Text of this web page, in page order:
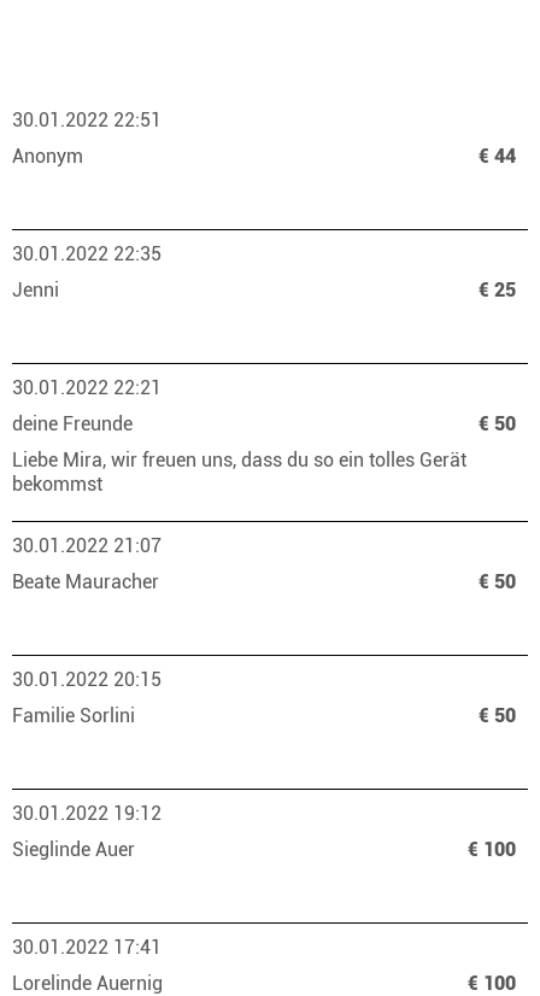
30.01.2022 22:51
Anonym
€ 44
30.01.2022 22:35
Jenni
€ 25
30.01.2022 22:21
deine Freunde
€ 50
Liebe Mira, wir freuen uns, dass du so ein tolles Gerät
bekommst
30.01.2022 21:07
Beate Mauracher
€ 50
30.01.2022 20:15
Familie Sorlini
€ 50
30.01.2022 19:12
Sieglinde Auer
€ 100
30.01.2022 17:41
Lorelinde Auernig
€ 100